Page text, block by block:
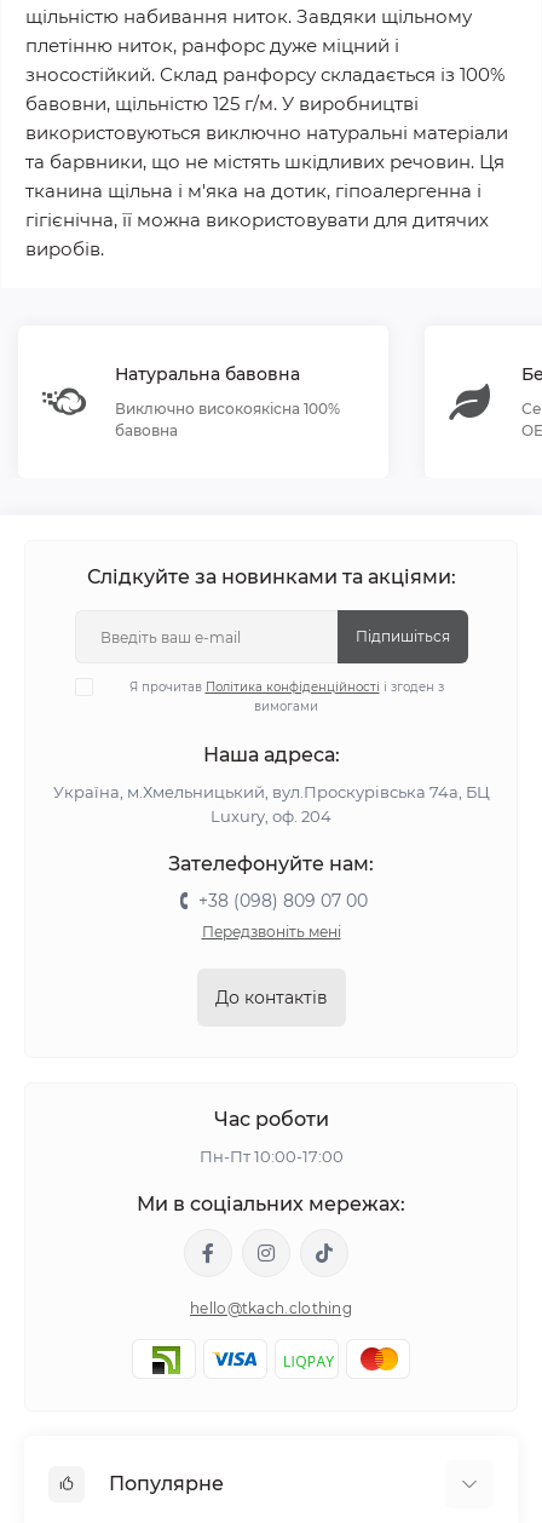
щільністю набивання ниток. Завдяки щільному
плетінню ниток, ранфорс дуже міцний і
зносостійкий. Склад ранфорсу складається із 100%
бавовни, щільністю 125 г/м. У виробництві
використовуються виключно натуральні матеріали
та барвники, що не містять шкідливих речовин. Ця
тканина щільна і м'яка на дотик, гіпоалергенна і
гігієнічна, її можна використовувати для дитячих
виробів.
Натуральна бавовна
Виключно високоякісна 100%
бавовна
Слідкуйте за новинками та акціями:
Підпишіться
Я прочитав Політика конфіденційності і згоден з
вимогами
Наша адреса:
Україна, м.Хмельницький, вул.Проскурівська 74а, БЦ
Luxury, оф. 204
Зателефонуйте нам:
+38 (098) 809 07 00
Передзвоніть мені
До контактів
Час роботи
Пн-Пт 10:00-17:00
Ми в соціальних мережах:
hello@tkach.clothing
Популярне